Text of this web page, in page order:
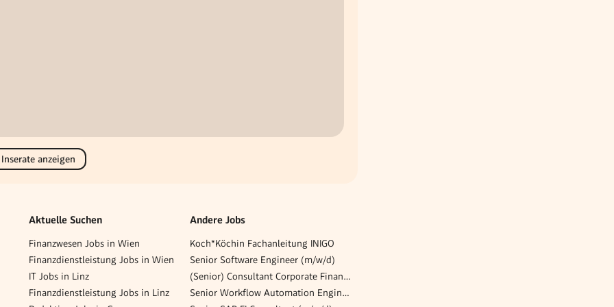
anzeigen
Aktuelle Suchen
Finanzwesen Jobs in Wien
Finanzdienstleistung Jobs in Wien
IT Jobs in Linz
Finanzdienstleistung Jobs in Linz
Andere Jobs
Koch*Köchin Fachanleitung INIGO
Senior Software Engineer (m/w/d)
(Senior) Consultant Corporate Finance (m/w/d)
Senior Workflow Automation Engineer - Post Business Solutions GmbH (w/m/d)